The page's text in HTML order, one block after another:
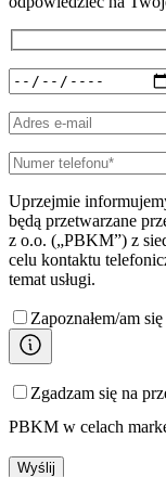
Uprzejmie
będą przetwarzane
z o.o. („PBKM”) z
celu kontaktu
temat usługi.
Zapoznałem/am
Zgadzam się na
PBKM w celach
Wyślij